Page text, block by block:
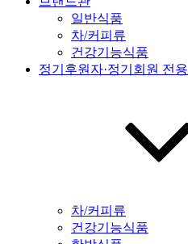
일반식품
차/커피류
건강기능식품
정기후원자·정기회원 전용
차/커피류
건강기능식품